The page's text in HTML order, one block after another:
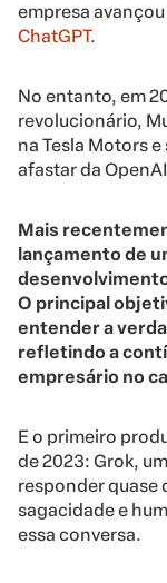
empresa
ChatGPT.
No entanto, em
revolucionário,
na Tesla Motors
afastar da
Mais
lançamento de
O principal
entender a
refletindo a
empresário no
E o primeiro
de 2023: Grok,
responder quase
sagacidade e
essa conversa.